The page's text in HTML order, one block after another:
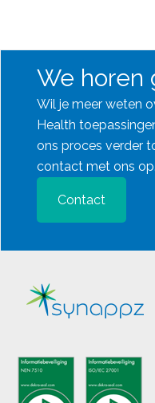
We horen
Wil je meer weten
Health
ons proces verder
contact met ons op.
Contact